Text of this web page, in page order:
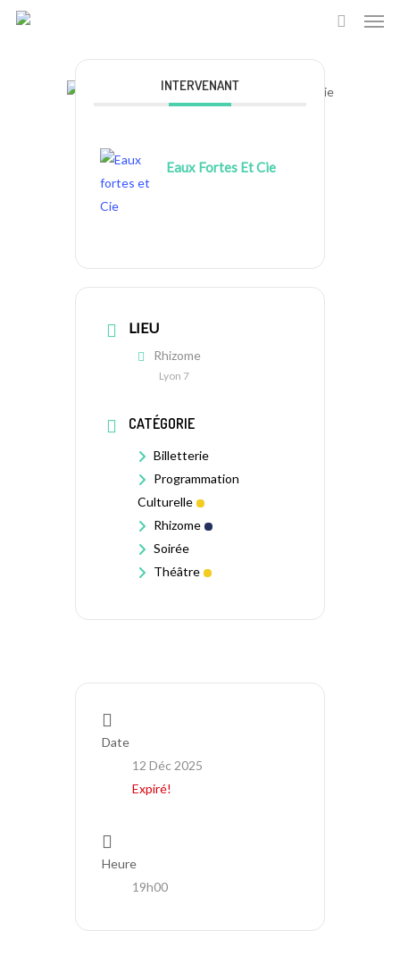
Skip
INTERVENANT
Eaux Fortes Et Cie
LIEU
Rhizome
Lyon 7
CATÉGORIE
Billetterie
Programmation
Culturelle
Rhizome
Soirée
Théâtre
Date
12 Déc 2025
Expiré!
Heure
19h00